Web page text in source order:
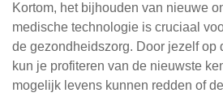
Kortom, het bijhouden van nieuwe
medische technologie is cruciaal
de gezondheidszorg. Door jezelf op
kun je profiteren van de nieuwste
mogelijk levens kunnen redden of